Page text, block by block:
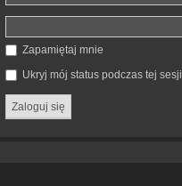
Zapamiętaj mnie
Ukryj mój status podczas tej sesji